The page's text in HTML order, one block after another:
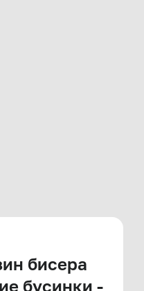
бисера
бусинки -